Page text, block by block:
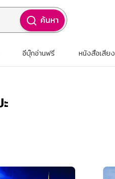
ค้นหา
อีบุ๊กอ่านฟรี หนังสือเสียง